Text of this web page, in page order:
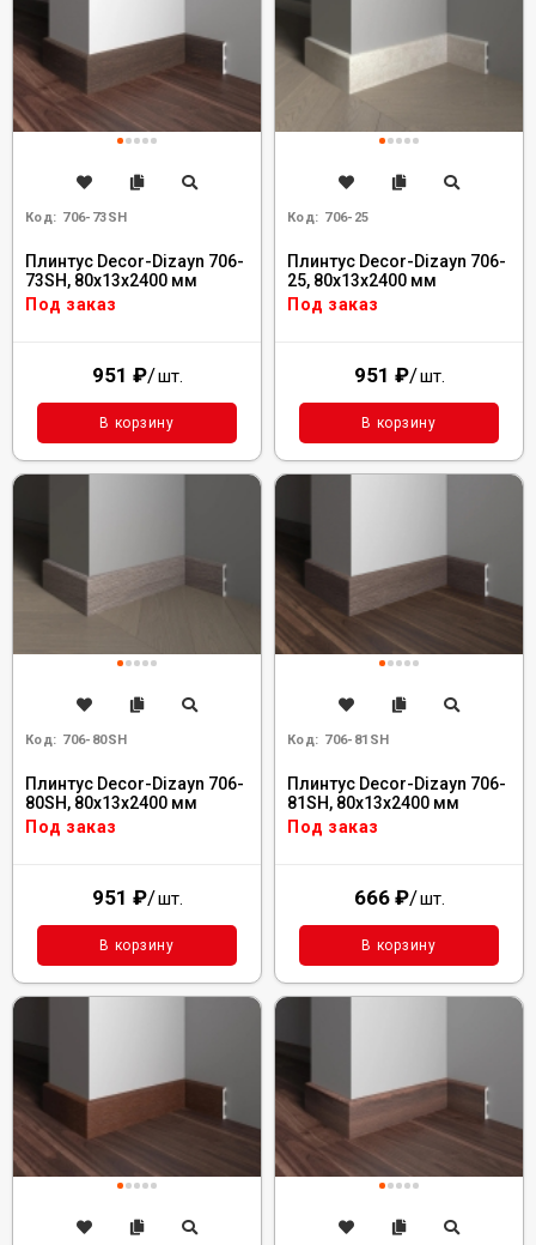
Код: 706-73SH
Плинтус Decor-Dizayn 706-
73SH, 80x13x2400 мм
Под заказ
951 ₽/шт.
В корзину
Код: 706-25
Плинтус Decor-Dizayn 706-
25, 80x13x2400 мм
Под заказ
951 ₽/шт.
В корзину
Код: 706-80SH
Плинтус Decor-Dizayn 706-
80SH, 80x13x2400 мм
Под заказ
951 ₽/шт.
В корзину
Код: 706-81SH
Плинтус Decor-Dizayn 706-
81SH, 80x13x2400 мм
Под заказ
666 ₽/шт.
В корзину